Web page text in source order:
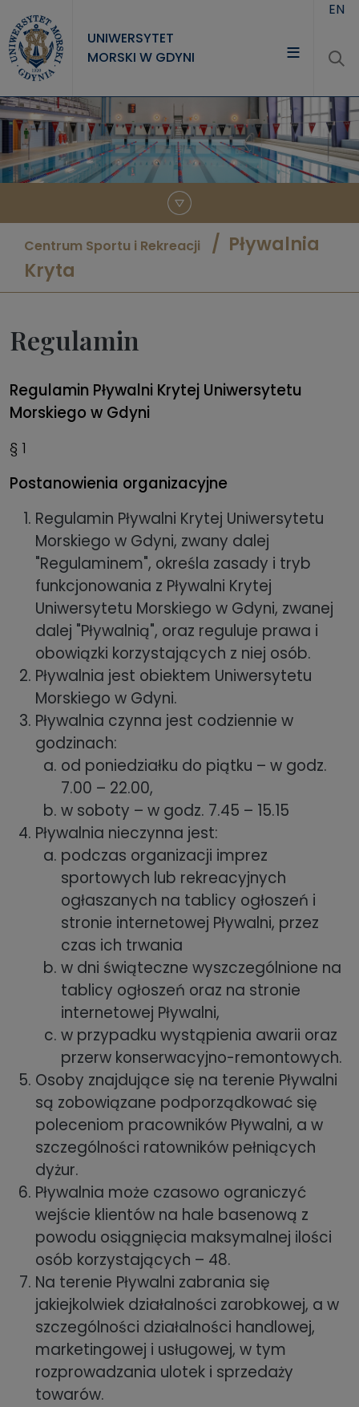
UNIWERSYTET
MORSKI W GDYNI
UNIWERSYTET
STUDIA
NAUKA
EN
Centrum Sportu i Rekreacji
Pływalnia
Kryta
Regulamin
Regulamin Pływalni Krytej Uniwersytetu
Morskiego w Gdyni
§ 1
Postanowienia organizacyjne
Regulamin Pływalni Krytej Uniwersytetu
Morskiego w Gdyni, zwany dalej
"Regulaminem", określa zasady i tryb
funkcjonowania z Pływalni Krytej
Uniwersytetu Morskiego w Gdyni, zwanej
dalej "Pływalnią", oraz reguluje prawa i
obowiązki korzystających z niej osób.
Pływalnia jest obiektem Uniwersytetu
Morskiego w Gdyni.
Pływalnia czynna jest codziennie w
godzinach:
od poniedziałku do piątku – w godz.
7.00 – 22.00,
w soboty – w godz. 7.45 – 15.15
Pływalnia nieczynna jest:
podczas organizacji imprez
sportowych lub rekreacyjnych
ogłaszanych na tablicy ogłoszeń i
stronie internetowej Pływalni, przez
czas ich trwania
w dni świąteczne wyszczególnione na
tablicy ogłoszeń oraz na stronie
internetowej Pływalni,
w przypadku wystąpienia awarii oraz
przerw konserwacyjno-remontowych.
Osoby znajdujące się na terenie Pływalni
są zobowiązane podporządkować się
poleceniom pracowników Pływalni, a w
szczególności ratowników pełniących
dyżur.
Pływalnia może czasowo ograniczyć
wejście klientów na hale basenową z
powodu osiągnięcia maksymalnej ilości
osób korzystających – 48.
Na terenie Pływalni zabrania się
jakiejkolwiek działalności zarobkowej, a w
szczególności działalności handlowej,
marketingowej i usługowej, w tym
rozprowadzania ulotek i sprzedaży
towarów.